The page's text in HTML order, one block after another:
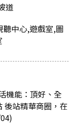
道
聽中心,遊戲室,圖
機能：頂好、全
後站精華商圈，在